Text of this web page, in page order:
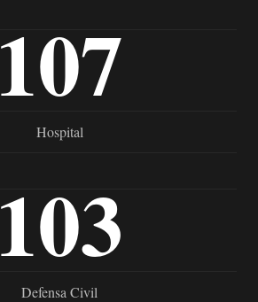
107
Hospital
103
Defensa Civil